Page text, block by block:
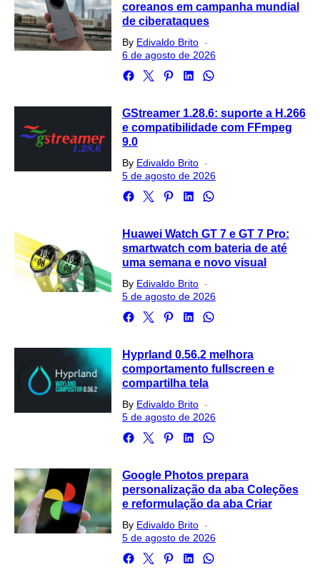
coreanos em campanha mundial
de ciberataques
By Edivaldo Brito
on
6 de agosto de 2026
GStreamer 1.28.6: suporte a H.266
e compatibilidade com FFmpeg
9.0
By Edivaldo Brito
on
5 de agosto de 2026
Huawei Watch GT 7 e GT 7 Pro:
smartwatch com bateria de até
uma semana e novo visual
By Edivaldo Brito
on
5 de agosto de 2026
Hyprland 0.56.2 melhora
comportamento fullscreen e
compartilha tela
By Edivaldo Brito
on
5 de agosto de 2026
Google Photos prepara
personalização da aba Coleções
e reformulação da aba Criar
By Edivaldo Brito
on
5 de agosto de 2026